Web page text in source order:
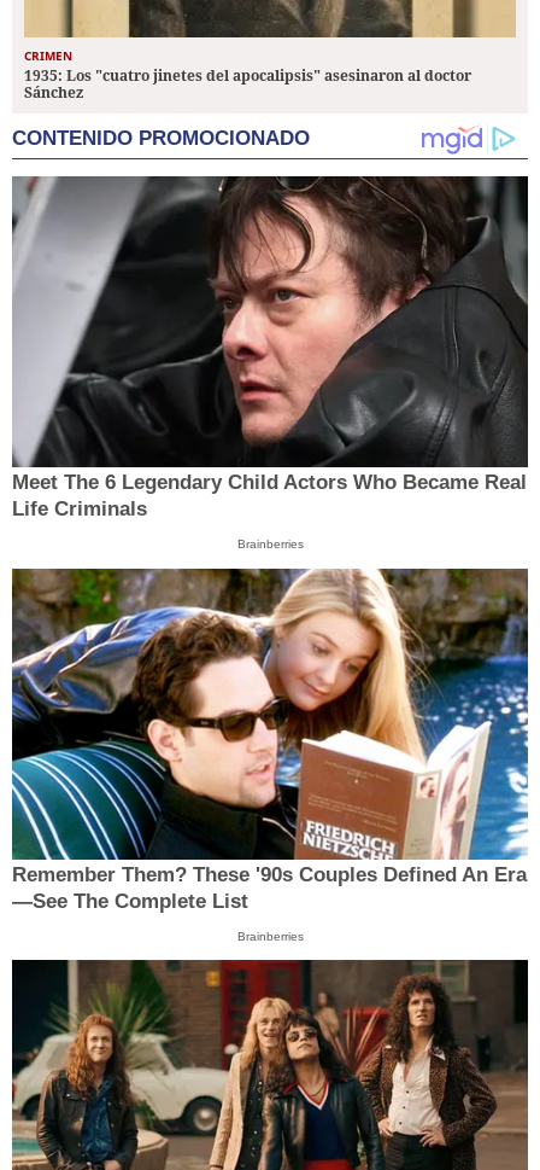
CRIMEN
1935: Los "cuatro jinetes del apocalipsis" asesinaron al doctor
Sánchez
CONTENIDO PROMOCIONADO
Meet The 6 Legendary Child Actors Who Became Real
Life Criminals
Brainberries
Remember Them? These '90s Couples Defined An Era
—See The Complete List
Brainberries